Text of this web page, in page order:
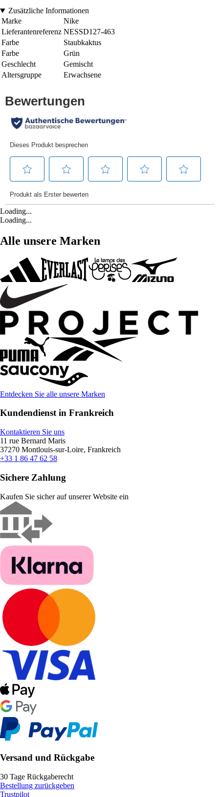
Zusätzliche Informationen
Marke
Nike
Lieferantenreferenz NESSD127-463
Farbe
Staubkaktus
Farbe
Grün
Geschlecht
Gemischt
Altersgruppe
Erwachsene
Loading...
Loading...
Alle unsere Marken
Entdecken Sie alle unsere Marken
Kundendienst in Frankreich
Kontaktieren Sie uns
11 rue Bernard Maris
37270 Montlouis-sur-Loire, Frankreich
+33 1 86 47 62 58
Sichere Zahlung
Kaufen Sie sicher auf unserer Website ein
Versand und Rückgabe
30 Tage Rückgaberecht
Bestellung zurückgeben
Trustpilot